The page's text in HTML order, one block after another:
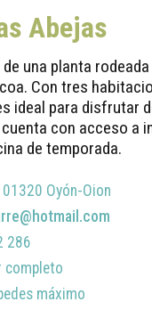
Abejas
una planta
Con tres
ideal para disfrutar
con acceso a
de temporada.
01320 Oyón-Oion
286
completo
máximo